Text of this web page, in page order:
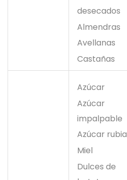
desecados
Almendras
Avellanas
Castañas
Azúcar
Azúcar
impalpable
Azúcar rubia
Miel
Dulces de